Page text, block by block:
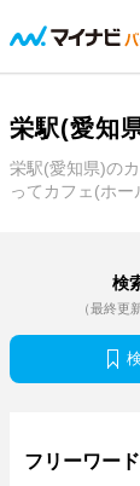
栄駅(愛知
栄駅(愛知県)の
ってカフェ(ホ
検
（最終更
フリーワード